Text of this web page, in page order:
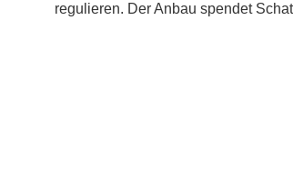
regulieren. Der Anbau spendet